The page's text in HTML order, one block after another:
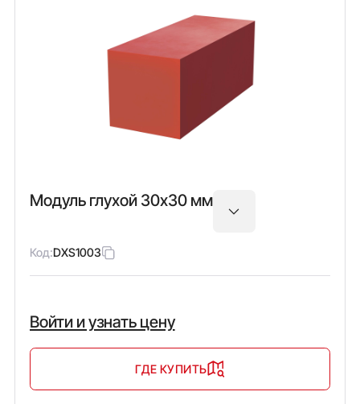
Модуль глухой 30х30 мм
Код:DXS1003
Войти и узнать цену
ГДЕ КУПИТЬ